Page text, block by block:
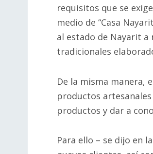
requisitos que se
medio de “Casa
al estado de Nayarit
tradicionales
De la misma manera,
productos
productos y dar a
Para ello – se dijo en